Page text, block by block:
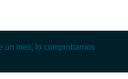
un mes, lo comprobamos